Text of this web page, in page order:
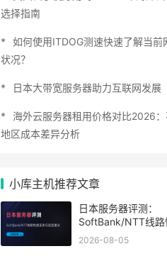
选择指南
如何使用ITDOG测速快速了解当前
状况？
日本大带宽服务器助力互联网发展
海外云服务器租用价格对比2026
地区成本差异分析
小库主机推荐文章
日本服务器评测：
SoftBank/NTT线路
实测与选型建议
2026-08-05